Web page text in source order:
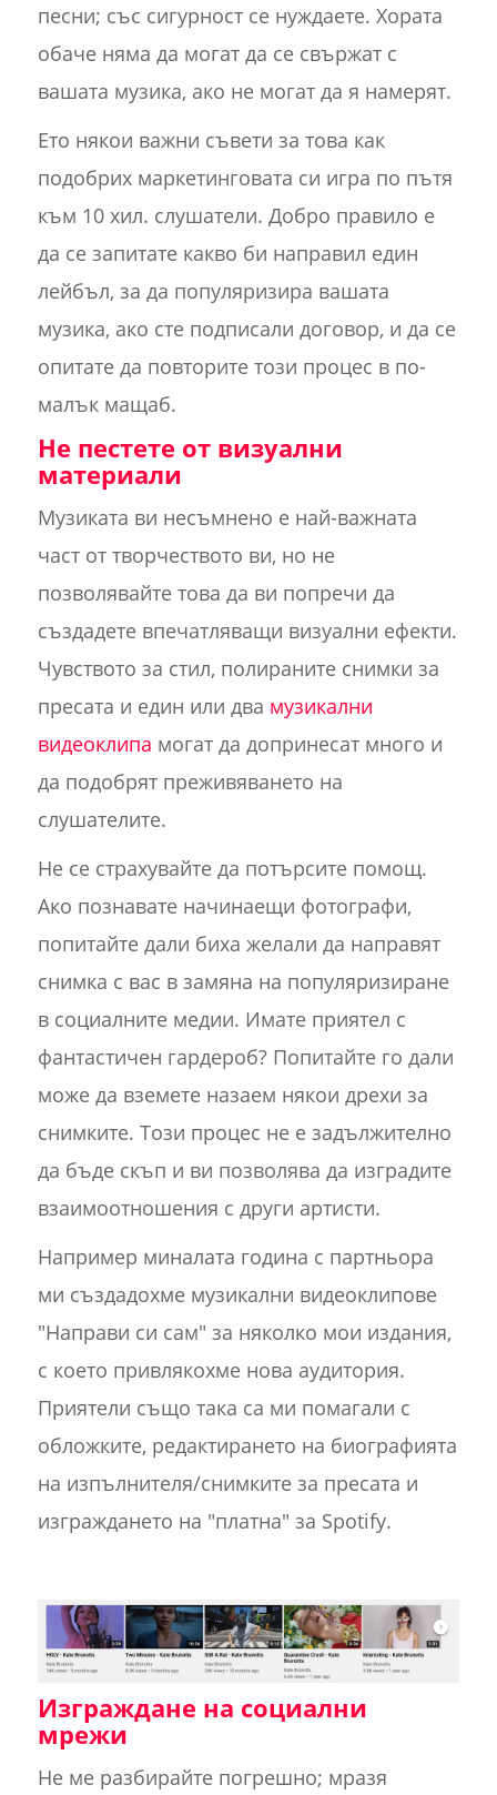
песни; със сигурност се нуждаете. Хората
обаче няма да могат да се свържат с
вашата музика, ако не могат да я намерят.
Ето някои важни съвети за това как
подобрих маркетинговата си игра по пътя
към 10 хил. слушатели. Добро правило е
да се запитате какво би направил един
лейбъл, за да популяризира вашата
музика, ако сте подписали договор, и да се
опитате да повторите този процес в по-
малък мащаб.
Не пестете от визуални
материали
Музиката ви несъмнено е най-важната
част от творчеството ви, но не
позволявайте това да ви попречи да
създадете впечатляващи визуални ефекти.
Чувството за стил, полираните снимки за
пресата и един или два музикални
видеоклипа могат да допринесат много и
да подобрят преживяването на
слушателите.
Не се страхувайте да потърсите помощ.
Ако познавате начинаещи фотографи,
попитайте дали биха желали да направят
снимка с вас в замяна на популяризиране
в социалните медии. Имате приятел с
фантастичен гардероб? Попитайте го дали
може да вземете назаем някои дрехи за
снимките. Този процес не е задължително
да бъде скъп и ви позволява да изградите
взаимоотношения с други артисти.
Например миналата година с партньора
ми създадохме музикални видеоклипове
"Направи си сам" за няколко мои издания,
с което привлякохме нова аудитория.
Приятели също така са ми помагали с
обложките, редактирането на биографията
на изпълнителя/снимките за пресата и
изграждането на "платна" за Spotify.
Изграждане на социални
мрежи
Не ме разбирайте погрешно; мразя